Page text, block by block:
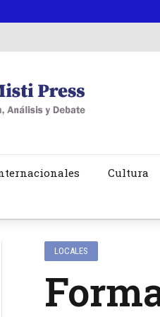
Cultura
LOCALES